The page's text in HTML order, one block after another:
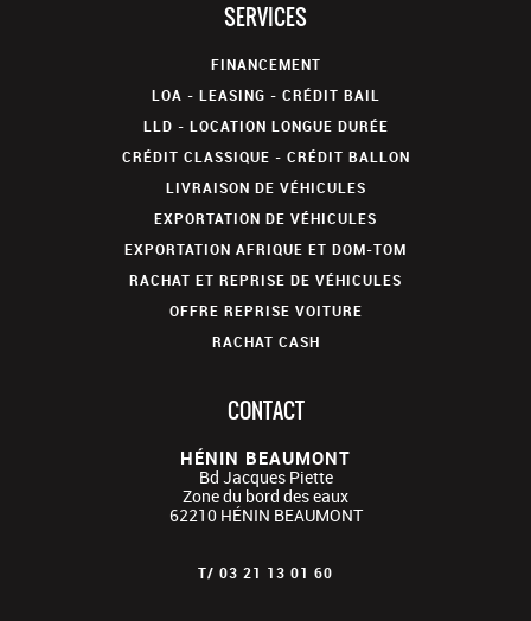
SERVICES
FINANCEMENT
LOA - LEASING - CRÉDIT BAIL
LLD - LOCATION LONGUE DURÉE
CRÉDIT CLASSIQUE - CRÉDIT BALLON
LIVRAISON DE VÉHICULES
EXPORTATION DE VÉHICULES
EXPORTATION AFRIQUE ET DOM-TOM
RACHAT ET REPRISE DE VÉHICULES
OFFRE REPRISE VOITURE
RACHAT CASH
CONTACT
HÉNIN BEAUMONT
Bd Jacques Piette
Zone du bord des eaux
62210 HÉNIN BEAUMONT
T/ 03 21 13 01 60